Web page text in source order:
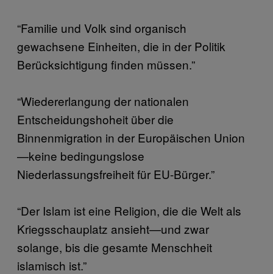
“Familie und Volk sind organisch
gewachsene Einheiten, die in der Politik
Berücksichtigung finden müssen.”
“Wiedererlangung der nationalen
Entscheidungshoheit über die
Binnenmigration in der Europäischen Union
—keine bedingungslose
Niederlassungsfreiheit für EU-Bürger.”
“Der Islam ist eine Religion, die die Welt als
Kriegsschauplatz ansieht—und zwar
solange, bis die gesamte Menschheit
islamisch ist.”